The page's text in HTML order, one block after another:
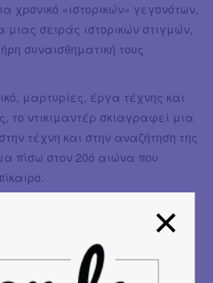
χρονικό «ιστορικών» γεγονότων,
σειράς ιστορικών στιγμών,
συναισθηματική τους
μαρτυρίες, έργα τέχνης και
το ντικιμαντέρ σκιαγραφεί μια
τέχνη και στην αναζήτηση της
πίσω στον 20ό αιώνα που
τη μνήμη και την τέχνη
σε ένα φως που
αφηγείται απλώς, μα στέκεται